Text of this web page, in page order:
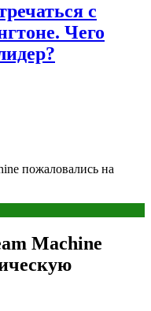
с
Чего
пожаловались на
Machine